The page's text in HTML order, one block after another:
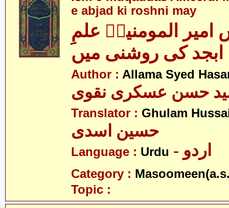
e abjad ki roshni may
المومنینؑ علمِ
ابجد کی روشنی میں
Author : Allama Syed
حسن عسکری نقوی
Translator : Ghulam
حسین اسدی
Language : Urdu - اردو
Category :
Topic :